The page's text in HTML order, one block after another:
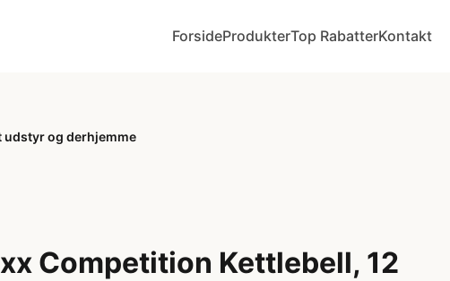
ForsideProdukterTop RabatterKontakt
og derhjemme
Competition Kettlebell, 12